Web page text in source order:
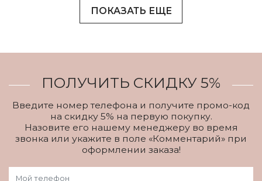
ПОКАЗАТЬ ЕЩЕ
ПОЛУЧИТЬ СКИДКУ 5%
Введите номер телефона и получите промо-код
на скидку 5% на первую покупку.
Назовите его нашему менеджеру во время
звонка или укажите в поле «Комментарий» при
оформлении заказа!